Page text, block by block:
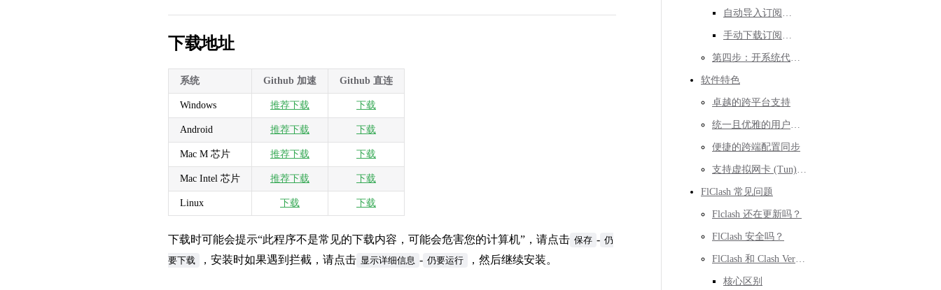
自动导入订阅节点
手动下载订阅节点
第四步：开系统代理并启动
软件特色
卓越的跨平台支持
统一且优雅的用户界面
便捷的跨端配置同步
支持虚拟网卡 (Tun) 模式
FlClash 常见问题
Flclash 还在更新吗？
FlClash 安全吗？
FlClash 和 Clash Verge / Clash for Windows 有什么主要区别？
核心区别
下载地址
系统 Github 加速 Github 直连
Windows 推荐下载 下载
Android 推荐下载 下载
Mac M 芯片 推荐下载 下载
Mac Intel 芯片 推荐下载 下载
Linux 下载 下载
下载时可能会提示“此程序不是常见的下载内容，可能会危害您的计算机”，请点击 保存 - 仍
要下载
，安装时如果遇到拦截，请点击 显示详细信息 - 仍要运行 ，然后继续安装。